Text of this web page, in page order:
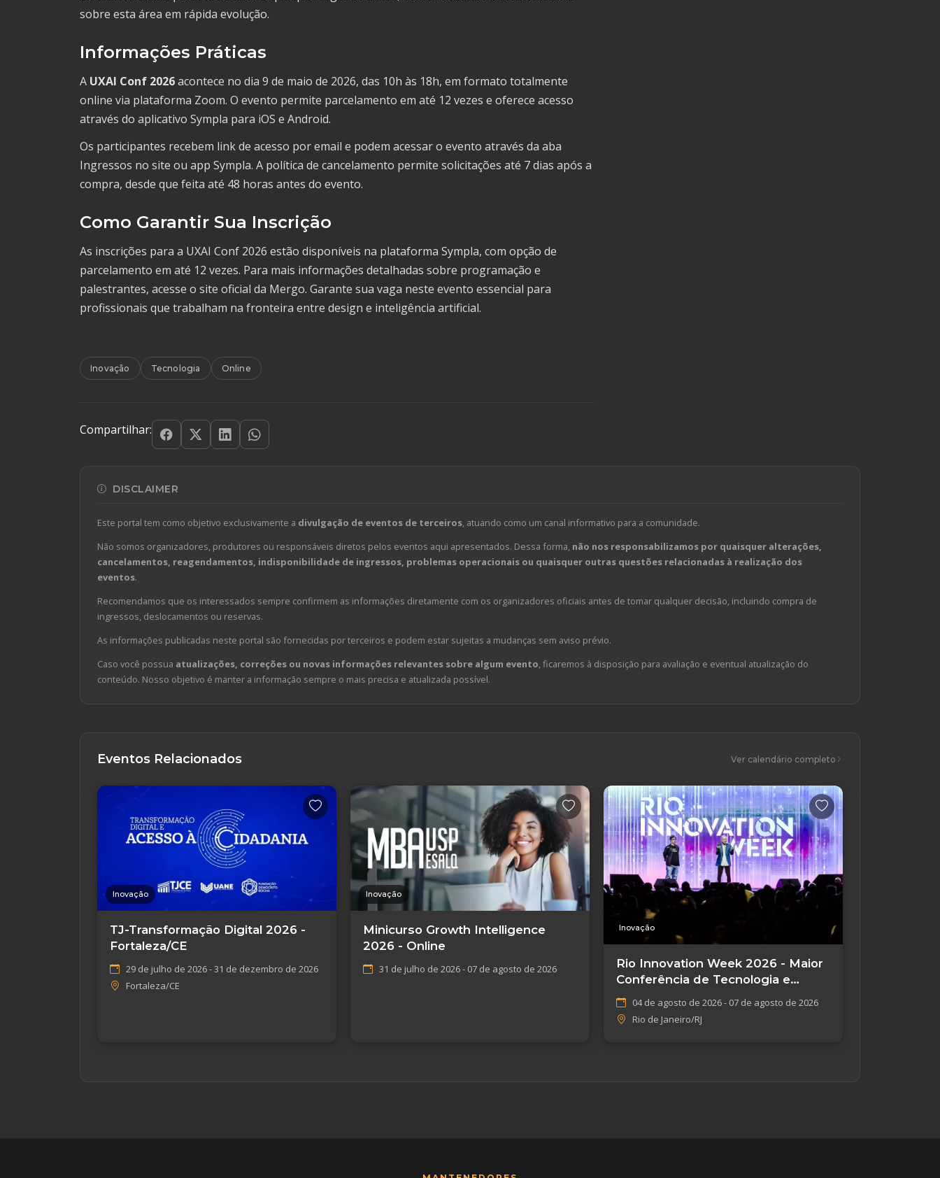
sobre esta área em rápida evolução.
Informações Práticas
A UXAI Conf 2026acontece no dia 9 de maio de 2026, das 10h às 18h, em formato totalmente
online via plataforma Zoom. O evento permite parcelamento em até 12 vezes e oferece acesso
através do aplicativo Sympla para iOS e Android.
Os participantes recebem link de acesso por email e podem acessar o evento através da aba
Ingressos no site ou app Sympla. A política de cancelamento permite solicitações até 7 dias após a
compra, desde que feita até 48 horas antes do evento.
Como Garantir Sua Inscrição
As inscrições para a UXAI Conf 2026 estão disponíveis na plataforma Sympla, com opção de
parcelamento em até 12 vezes. Para mais informações detalhadas sobre programação e
palestrantes, acesse o site oficial da Mergo. Garante sua vaga neste evento essencial para
profissionais que trabalham na fronteira entre design e inteligência artificial.
Inovação Tecnologia Online
Compartilhar:
DISCLAIMER
Este portal tem como objetivo exclusivamente a divulgação de eventos de terceiros, atuando como um canal informativo para a comunidade.
Não somos organizadores, produtores ou responsáveis diretos pelos eventos aqui apresentados. Dessa forma, não nos responsabilizamos por quaisquer alterações,
cancelamentos, reagendamentos, indisponibilidade de ingressos, problemas operacionais ou quaisquer outras questões relacionadas à realização dos
eventos.
Recomendamos que os interessados sempre confirmem as informações diretamente com os organizadores oficiais antes de tomar qualquer decisão, incluindo compra de
ingressos, deslocamentos ou reservas.
As informações publicadas neste portal são fornecidas por terceiros e podem estar sujeitas a mudanças sem aviso prévio.
Caso você possua atualizações, correções ou novas informações relevantes sobre algum evento, ficaremos à disposição para avaliação e eventual atualização do
conteúdo. Nosso objetivo é manter a informação sempre o mais precisa e atualizada possível.
Eventos Relacionados Ver calendário completo
Inovação
TJ-Transformação Digital 2026 -
Fortaleza/CE
29 de julho de 2026 - 31 de dezembro de 2026
Fortaleza/CE
Inovação
Minicurso Growth Intelligence
2026 - Online
31 de julho de 2026 - 07 de agosto de 2026
Inovação
Rio Innovation Week 2026 - Maior
Conferência de Tecnologia e
Inovação
04 de agosto de 2026 - 07 de agosto de 2026
Rio de Janeiro/RJ